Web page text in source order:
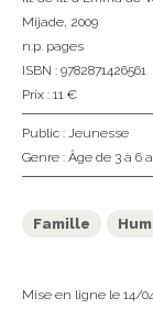
Mijade, 2009
n.p. pages
ISBN : 9782871426561
Prix : 11 €
Public : Jeunesse
Genre : Âge de 3 à 6
Famille
Mise en ligne le 14/